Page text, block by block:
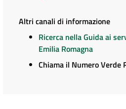
Altri canali di informazione
Ricerca nella Guida ai
Emilia Romagna
Chiama il Numero Verde